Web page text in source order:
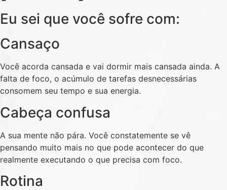
Eu sei que você sofre com:
Cansaço
Você acorda cansada e vai dormir mais cansada ainda. A
falta de foco, o acúmulo de tarefas desnecessárias
consomem seu tempo e sua energia.
Cabeça confusa
A sua mente não pára. Você constatemente se vê
pensando muito mais no que pode acontecer do que
realmente executando o que precisa com foco.
Rotina